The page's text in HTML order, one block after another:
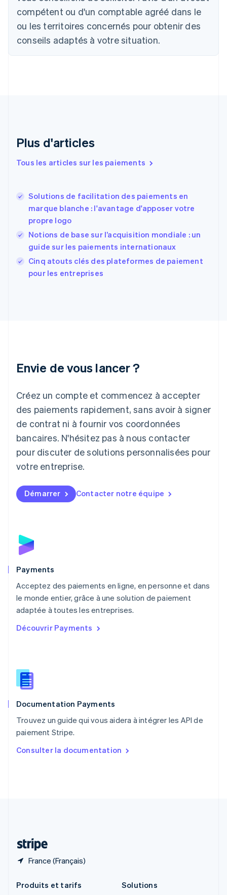
compétent ou d'un comptable agréé dans le
ou les territoires concernés pour obtenir des
conseils adaptés à votre situation.
Plus d'articles
Tous les articles sur les paiements
Solutions de facilitation des paiements en
marque blanche : l'avantage d'apposer votre
propre logo
Notions de base sur l’acquisition mondiale : un
guide sur les paiements internationaux
Cinq atouts clés des plateformes de paiement
pour les entreprises
Envie de vous lancer ?
Créez un compte et commencez à accepter
des paiements rapidement, sans avoir à signer
de contrat ni à fournir vos coordonnées
bancaires. N'hésitez pas à nous contacter
pour discuter de solutions personnalisées pour
votre entreprise.
Démarrer Contacter notre équipe
Payments
Acceptez des paiements en ligne, en personne et dans
le monde entier, grâce à une solution de paiement
adaptée à toutes les entreprises.
Découvrir Payments
Documentation Payments
Trouvez un guide qui vous aidera à intégrer les API de
paiement Stripe.
Consulter la documentation
France (Français)
English
Canada
English Français
Chine continentale
Espagne
Estonie
EnglishEspañol简体中文
Finlande
EnglishSvenska
FrançaisEnglish
Gibraltar
English
Grèce
Japon
Lettonie
English
Liechtenstein
DeutschEnglish
Lituanie
Luxembourg
FrançaisDeutschEnglish
English简体中文
Malte
Norvège
English
English
NederlandsEnglish
Pologne
English
PortuguêsEnglish
English
Roumanie
Royaume-Uni
Singapour
English 简体中文
English
Produits et tarifs
Solutions